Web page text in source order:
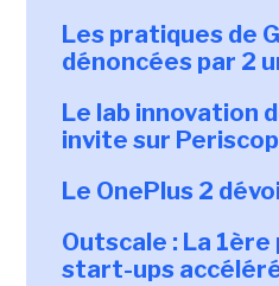
Les pratiques de
dénoncées par 2
Le lab innovation
invite sur
Le OnePlus 2
Outscale : La
start-ups